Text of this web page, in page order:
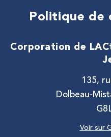
Politique de
Corporation de
135,
Dolbeau-
Voir sur